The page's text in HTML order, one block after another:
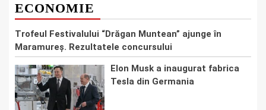
ECONOMIE
Trofeul Festivalului “Drăgan Muntean” ajunge în
Maramureş. Rezultatele concursului
Elon Musk a inaugurat fabrica
Tesla din Germania